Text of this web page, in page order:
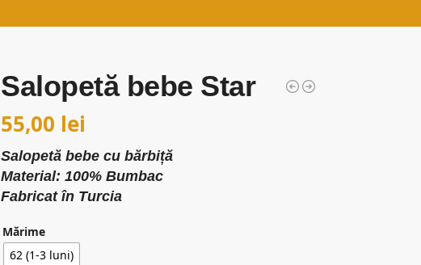
Salopetă bebe Star
55,00 lei
Salopetă bebe cu bărbiță
Material: 100% Bumbac
Fabricat în Turcia
Mărime
62 (1-3 luni)